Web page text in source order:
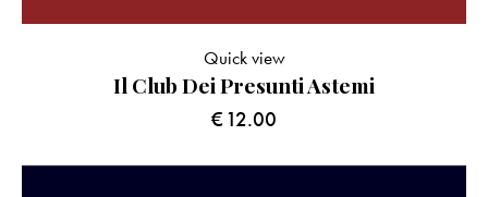
Il Club Dei Presunti Astemi
€12.00
Quick view